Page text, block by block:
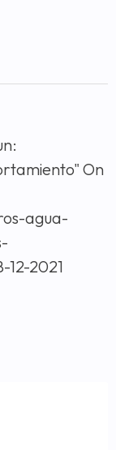
On
agua-
2021